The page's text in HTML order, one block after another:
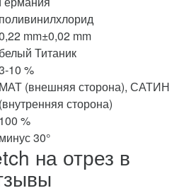
поливинилхлорид
mm±0,02 mm
белый Титаник
10 %
МАТ (внешняя сторона), САТИН
(внутренняя сторона)
100 %
минус 30°
на отрез в